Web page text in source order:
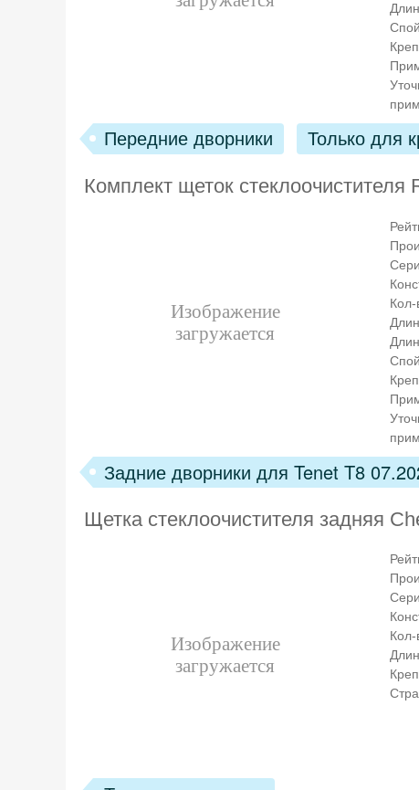
Передние дворники Только для
Комплект щеток
Кол-
Задние дворники для Tenet T8
Щетка стеклоочистителя задняя
Кол-